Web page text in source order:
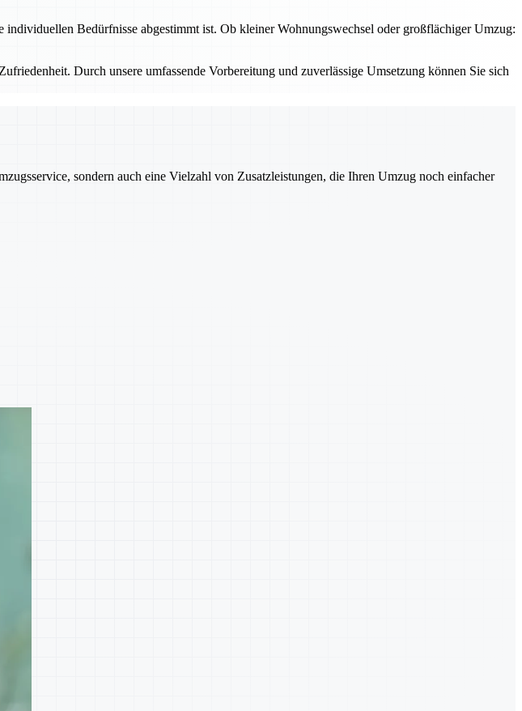
Bedürfnisse abgestimmt ist. Ob kleiner Wohnungswechsel oder großflächiger Umzug:
Durch unsere umfassende Vorbereitung und zuverlässige Umsetzung können Sie sich
sondern auch eine Vielzahl von Zusatzleistungen, die Ihren Umzug noch einfacher